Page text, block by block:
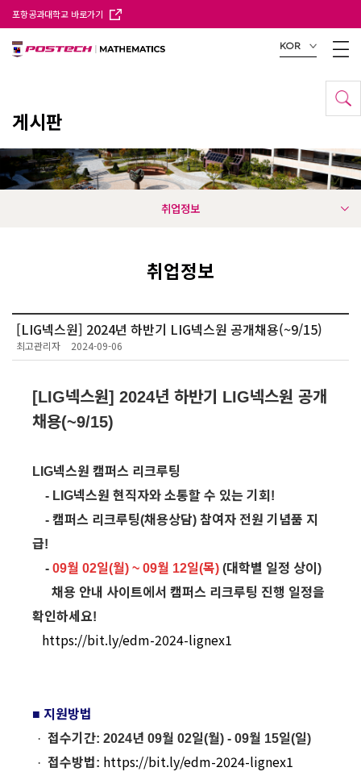
포항공과대학교 바로가기
KOR
게시판
취업정보
취업정보
[LIG넥스원] 2024년 하반기 LIG넥스원 공개채용(~9/15)
최고관리자 2024-09-06
[LIG넥스원] 2024년 하반기 LIG넥스원 공개
채용(~9/15)
LIG넥스원 캠퍼스 리크루팅
- LIG넥스원 현직자와소통할수 있는 기회!
- 캠퍼스 리크루팅(채용상담) 참여자 전원 기념품 지
급!
- 09월 02일(월) ~ 09월 12일(목) (대학별 일정 상이)
채용 안내 사이트에서 캠퍼스 리크루팅 진행 일정을
확인하세요!
https://bit.ly/edm-2024-lignex1
■ 지원방법
· 접수기간: 2024년 09월 02일(월) - 09월 15일(일)
· 접수방법: https://bit.ly/edm-2024-lignex1